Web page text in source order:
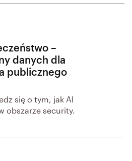
–
danych dla
publicznego
się o tym, jak AI
obszarze security.